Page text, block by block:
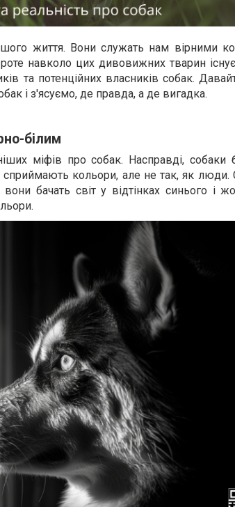
життя. Вони служать нам вірними
навколо цих дивовижних тварин
та потенційних власників собак.
і з'ясуємо, де правда, а де вигадка.
білим
міфів про собак. Насправді, собаки
сприймають кольори, але не так, як
бачать світ у відтінках синього і